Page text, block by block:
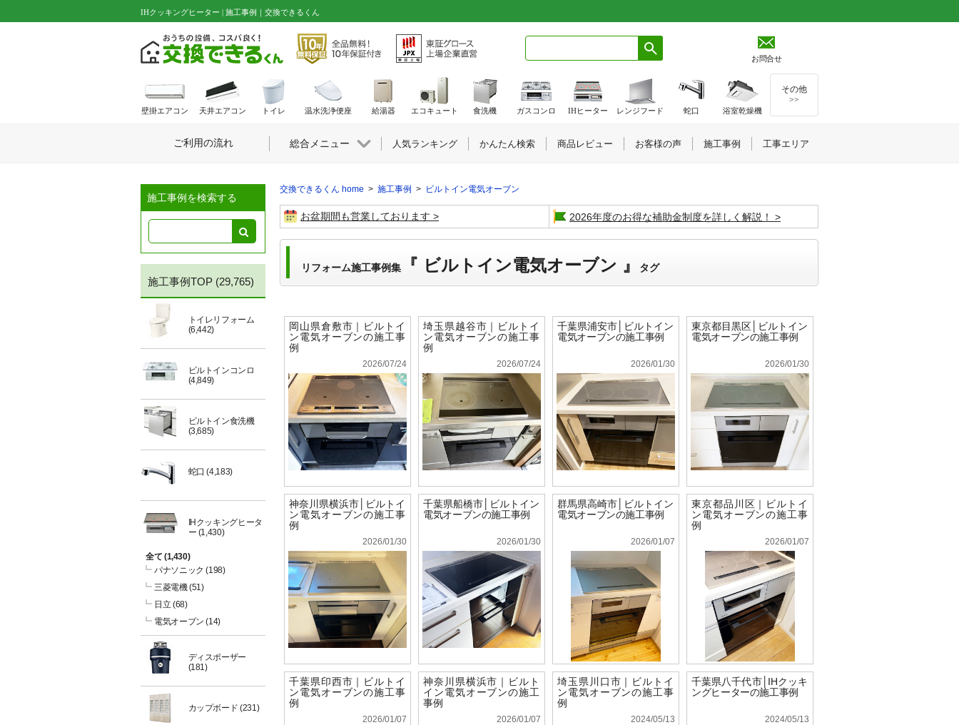
IHクッキングヒーター | 施工事例｜交換できるくん
お問合せ
施工事例を検索する
施工事例TOP (29,765)
トイレリフォーム
(6,442)
ビルトインコンロ
(4,849)
ビルトイン食洗機
(3,685)
蛇口 (4,183)
IHクッキングヒータ
ー (1,430)
全て (1,430)
パナソニック (198)
三菱電機(51)
日立 (68)
電気オーブン (14)
ディスポーザー
(181)
カップボード (231)
交換できるくん home > 施工事例 > ビルトイン電気オーブン
お盆期間も営業しております 2026年度のお得な補助金制度を詳しく解説！
リフォーム施工事例集 『 ビルトイン電気オーブン 』 タグ
岡山県倉敷市｜ビルトイ
ン電気オーブンの施工事
例
2026/07/24
埼玉県越谷市｜ビルトイ
ン電気オーブンの施工事
例
2026/07/24
千葉県浦安市│ビルトイン
電気オーブンの施工事例
2026/01/30
東京都目黒区│ビルトイン
電気オーブンの施工事例
2026/01/30
神奈川県横浜市│ビルトイ
ン電気オーブンの施工事
例
2026/01/30
千葉県船橋市│ビルトイン
電気オーブンの施工事例
2026/01/30
群馬県高崎市│ビルトイン
電気オーブンの施工事例
2026/01/07
東京都品川区｜ビルトイ
ン電気オーブンの施工事
例
2026/01/07
千葉県印西市｜ビルトイ
ン電気オーブンの施工事
例
2026/01/07
神奈川県横浜市｜ビルト
イン電気オーブンの施工
事例
2026/01/07
埼玉県川口市｜ビルトイ
ン電気オーブンの施工事
例
2024/05/13
千葉県八千代市│IHクッキ
ングヒーターの施工事例
2024/05/13
壁掛エアコン 天井エアコン トイレ 温水洗浄便座 給湯器 エコキュート 食洗機 ガスコンロ IHヒーター レンジフード 蛇口 浴室乾燥機
その他
>>
ご利用の流れ 総合メニュー 人気ランキング かんたん検索 商品レビュー お客様の声 施工事例 工事エリア